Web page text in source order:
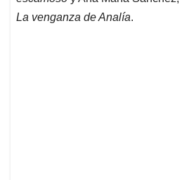
La venganza de Analía.